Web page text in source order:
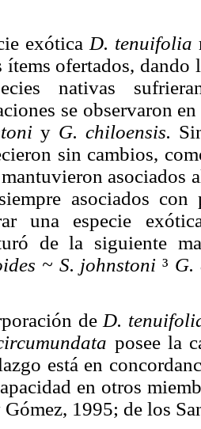
exóticaD. tenuifolia
ítems ofertados, dando
nativas
se observaron
y G. chiloensis.
sin cambios,
asociados
asociados con
una especie
de la siguiente
~ S. johnstoni³ G.
de D.
posee la
está en
en otros
1995; de los